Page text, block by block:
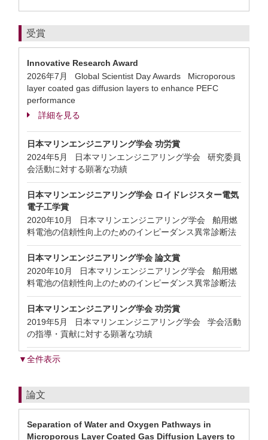
受賞
Innovative Research Award
2026年7月 Global Scientist Day Awards Microporous
layer coated gas diffusion layers to enhance PEFC
performance
詳細を見る
日本マリンエンジニアリング学会 功労賞
2024年5月 日本マリンエンジニアリング学会 研究委員
会活動に対する顕著な功績
日本マリンエンジニアリング学会 ロイドレジスター電気
電子工学賞
2020年10月 日本マリンエンジニアリング学会 舶用燃
料電池の信頼性向上のためのインピーダンス異常診断法
日本マリンエンジニアリング学会 論文賞
2020年10月 日本マリンエンジニアリング学会 舶用燃
料電池の信頼性向上のためのインピーダンス異常診断法
日本マリンエンジニアリング学会 功労賞
2019年5月 日本マリンエンジニアリング学会 学会活動
の指導・貢献に対する顕著な功績
▼全件表示
論文
Separation of Water and Oxygen Pathways in
Microporous Layer Coated Gas Diffusion Layers to